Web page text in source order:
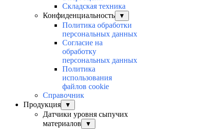
Складская техника
Конфиденциальность
▼
Политика обработки
персональных данных
Согласие на
обработку
персональных данных
Политика
использования
файлов cookie
Справочник
Продукция
▼
Датчики уровня сыпучих
материалов
▼